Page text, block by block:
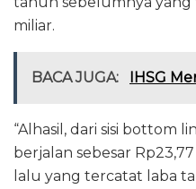
miliar.
BACA JUGA: IHSG
“Alhasil, dari sisi bottom
berjalan sebesar
lalu yang tercatat laba